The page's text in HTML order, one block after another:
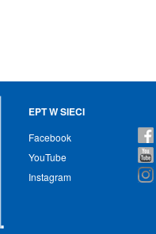
EPT W SIECI
Facebook
YouTube
Instagram